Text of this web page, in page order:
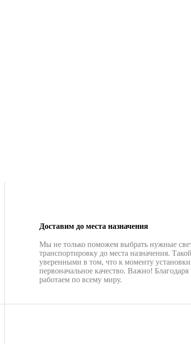
Доставим до места назначения
Мы не только поможем выбрать нужные
транспортировку до места назначения.
уверенными в том, что к моменту
первоначальное качество. Важно!
работаем по всему миру.